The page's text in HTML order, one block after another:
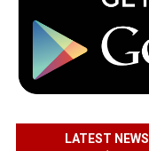
LATEST NEWS